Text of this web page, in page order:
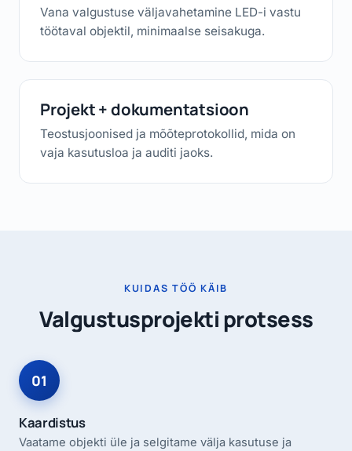
Vana valgustuse väljavahetamine LED-i vastu
töötaval objektil, minimaalse seisakuga.
Projekt + dokumentatsioon
Teostusjoonised ja mõõteprotokollid, mida on
vaja kasutusloa ja auditi jaoks.
KUIDAS TÖÖ KÄIB
Valgustusprojekti protsess
Kaardistus
Vaatame objekti üle ja selgitame välja kasutuse ja